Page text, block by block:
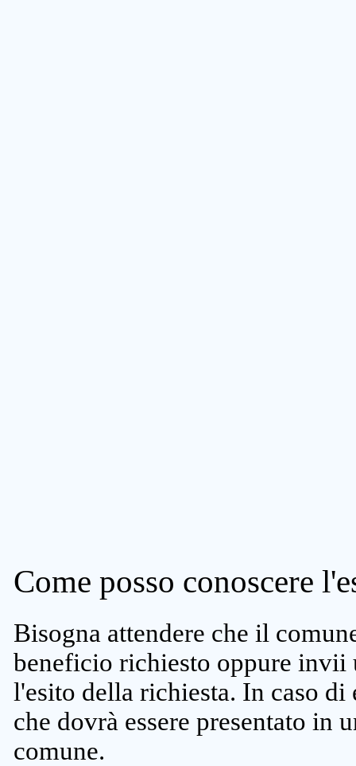
Come posso conoscere
Bisogna attendere che il
beneficio richiesto oppure invii
l'esito della richiesta. In caso
che dovrà essere presentato in
comune.